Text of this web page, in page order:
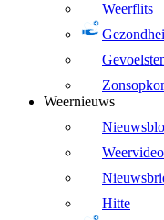
Weerflits
Weernieuws
Hitte